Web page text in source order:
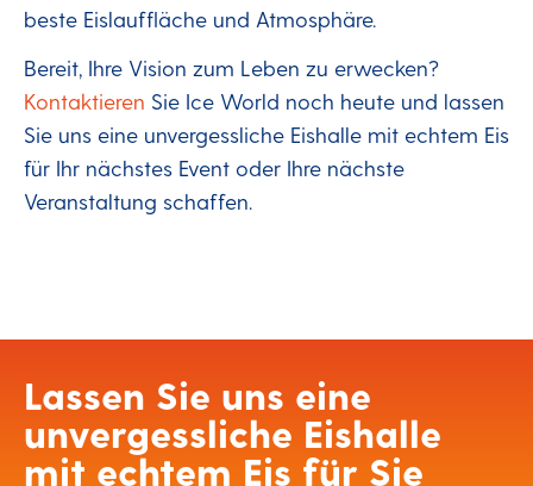
beste Eislauffläche und Atmosphäre.
Bereit, Ihre Vision zum Leben zu erwecken?
Kontaktieren Sie Ice World noch heute und lassen
Sie uns eine unvergessliche Eishalle mit echtem Eis
für Ihr nächstes Event oder Ihre nächste
Veranstaltung schaffen.
Lassen Sie uns eine
unvergessliche Eishalle
mit echtem Eis für Sie